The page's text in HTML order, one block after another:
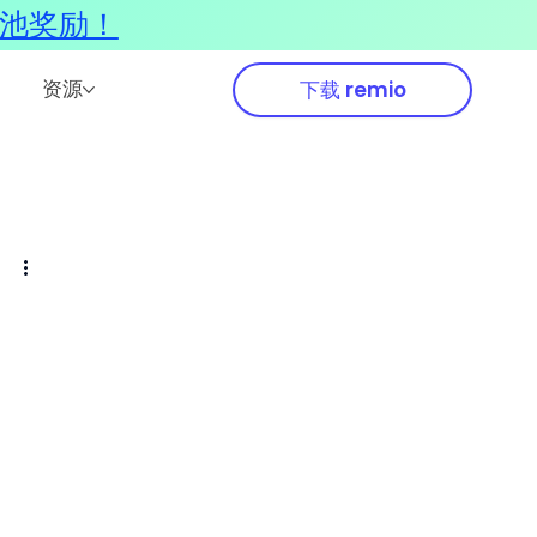
资源 下载 remio
奖励！